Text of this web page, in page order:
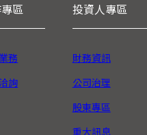
區
務
詢
投資人專區
財務資訊
公司治理
股東專區
重大訊息